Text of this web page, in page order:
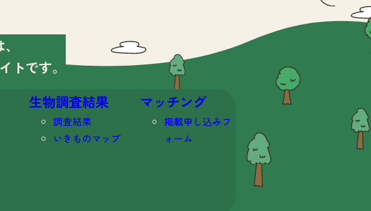
トです。
生物調査結果
調査結果
いきものマップ
マッチング
掲載申し込みフ
ォーム